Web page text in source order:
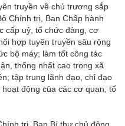
truyền về chủ trương sắp
Chính trị, Ban Chấp hành
cấp uỷ, tổ chức đảng, cơ
hợp tuyên truyền sâu rộng
bộ máy; làm tốt công tác
thống nhất cao trong xã
tập trung lãnh đạo, chỉ đạo
động của các cơ quan, tổ